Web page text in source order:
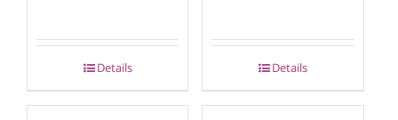
Details Details